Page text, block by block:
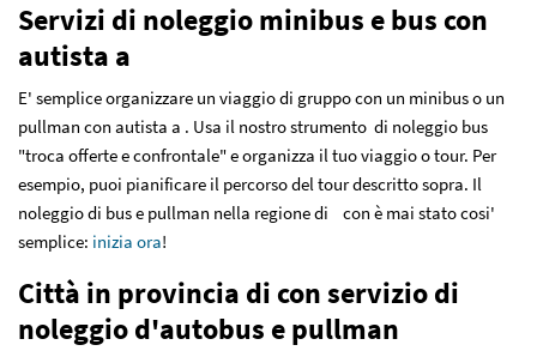
Servizi di noleggio minibus e bus con
autista a
E' semplice organizzare un viaggio di gruppo con un minibus o un
pullman con autista a . Usa il nostro strumento di noleggio bus
"troca offerte e confrontale" e organizza il tuo viaggio o tour. Per
esempio, puoi pianificare il percorso del tour descritto sopra. Il
noleggio di bus e pullman nella regione di con è mai stato cosi'
semplice: inizia ora!
Città in provincia di con servizio di
noleggio d'autobus e pullman